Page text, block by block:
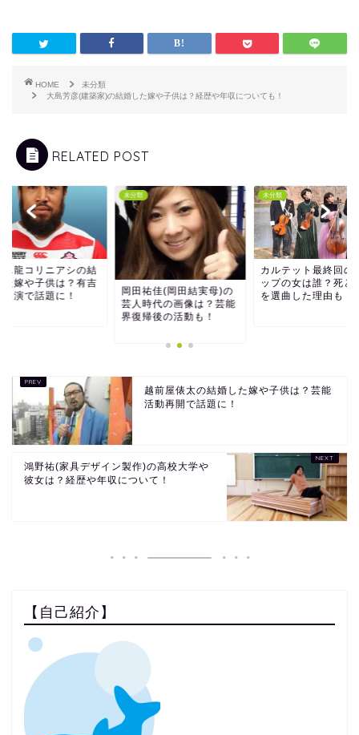
HOME
未分類
大島芳彦(建築家)の結婚した嫁や子供は？経歴や年収についても！
RELATED POST
ニ龍コリニアシの結
た嫁や子供は？有吉
出演で話題に！
未分類
岡田祐佳(岡田結実母)の
芸人時代の画像は？芸能
界復帰後の活動も！
未分類
カルテット最終回の
ップの女は誰？死と
を選曲した理由も！
越前屋俵太の結婚した嫁や子供は？芸能
活動再開で話題に！
鴻野祐(家具デザイン製作)の高校大学や
彼女は？経歴や年収について！
【自己紹介】